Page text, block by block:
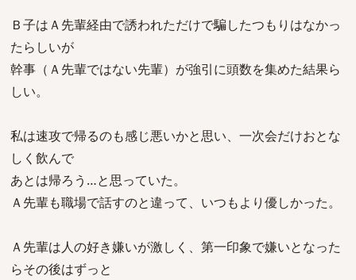
Ｂ子はＡ先輩経由で誘われただけで騙したつもりはなかっ
たらしいが
幹事（Ａ先輩ではない先輩）が強引に頭数を集めた結果ら
しい。
私は速攻で帰るのも感じ悪いかと思い、一次会だけおとな
しく飲んで
あとは帰ろう…と思っていた。
Ａ先輩も職場で話すのと違って、いつもより優しかった。
Ａ先輩は人の好き嫌いが激しく、第一印象で嫌いとなった
らその後はずっと